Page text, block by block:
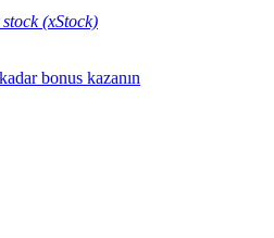
(xStock)
bonus kazanın